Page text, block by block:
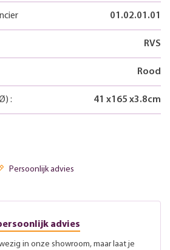
01.02.01.01
RVS
Rood
: 41 x165 x3.8cm
Persoonlijk advies
advies
in onze showroom, maar laat je